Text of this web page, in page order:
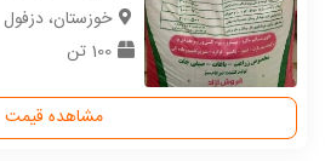
خوزستان، دزفول
100 تن
مشاهده قیمت